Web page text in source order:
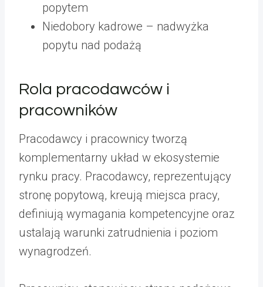
popytem
Niedobory kadrowe – nadwyżka
popytu nad podażą
Rola pracodawców i
pracowników
Pracodawcy i pracownicy tworzą
komplementarny układ w ekosystemie
rynku pracy. Pracodawcy, reprezentujący
stronę popytową, kreują miejsca pracy,
definiują wymagania kompetencyjne oraz
ustalają warunki zatrudnienia i poziom
wynagrodzeń.